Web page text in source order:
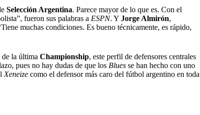
Selección Argentina. Parece mayor de lo que es. Con el
fueron sus palabras a ESPN. Y Jorge Almirón,
muchas condiciones. Es bueno técnicamente, es rápido,
de la última Championship, este perfil de defensores centrales
pues no hay dudas de que los Blues se han hecho con uno
Xeneize como el defensor más caro del fútbol argentino en toda